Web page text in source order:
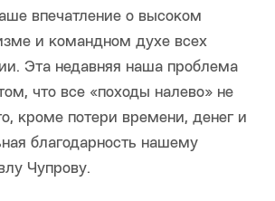
впечатление о высоком
и командном духе всех
Эта недавняя наша проблема
что все «походы налево» не
кроме потери времени, денег и
благодарность нашему
Чупрову.